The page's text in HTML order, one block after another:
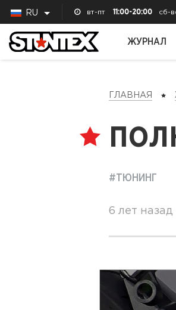
RU вт-пт 11:00-20:00 сб-
ЖУРНАЛ
ГЛАВНАЯ
#ТЮНИНГ
6 лет назад